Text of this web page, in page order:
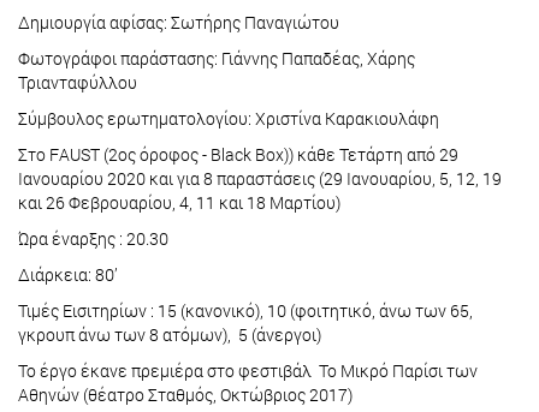
Δημιουργία αφίσας: Σωτήρης Παναγιώτου
Φωτογράφοι παράστασης: Γιάννης Παπαδέας, Χάρης
Τριανταφύλλου
Σύμβουλος ερωτηματολογίου: Χριστίνα Καρακιουλάφη
Στο FAUST (2ος όροφος - Black Box)) κάθε Τετάρτη από 29
Ιανουαρίου 2020 και για 8 παραστάσεις (29 Ιανουαρίου, 5, 12, 19
και 26 Φεβρουαρίου, 4, 11 και 18 Μαρτίου)
Ώρα έναρξης : 20.30
Διάρκεια: 80’
Τιμές Εισιτηρίων : 15 (κανονικό), 10 (φοιτητικό, άνω των 65,
γκρουπ άνω των 8 ατόμων), 5 (άνεργοι)
Το έργο έκανε πρεμιέρα στο φεστιβάλ Το Μικρό Παρίσι των
Αθηνών (θέατρο Σταθμός, Οκτώβριος 2017)